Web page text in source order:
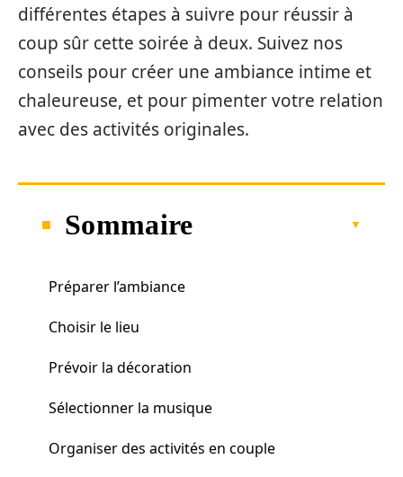
différentes étapes à suivre pour réussir à
coup sûr cette soirée à deux. Suivez nos
conseils pour créer une ambiance intime et
chaleureuse, et pour pimenter votre relation
avec des activités originales.
Sommaire
Préparer l’ambiance
Choisir le lieu
Prévoir la décoration
Sélectionner la musique
Organiser des activités en couple